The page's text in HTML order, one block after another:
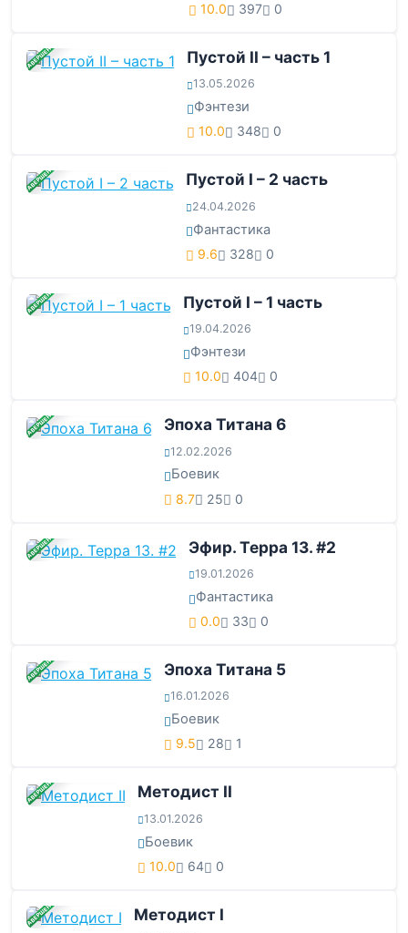
10.0 397 0
ЗАВЕРШЕНА Пустой II – часть 1
13.05.2026
Фэнтези
10.0 348 0
ЗАВЕРШЕНА Пустой I – 2 часть
24.04.2026
Фантастика
9.6 328 0
ЗАВЕРШЕНА Пустой I – 1 часть
19.04.2026
Фэнтези
10.0 404 0
ЗАВЕРШЕНА Эпоха Титана 6
12.02.2026
Боевик
8.7 25 0
ЗАВЕРШЕНА Эфир. Терра 13. #2
19.01.2026
Фантастика
0.0 33 0
ЗАВЕРШЕНА Эпоха Титана 5
16.01.2026
Боевик
9.5 28 1
ЗАВЕРШЕНА Методист II
13.01.2026
Боевик
10.0 64 0
ЗАВЕРШЕНА Методист I